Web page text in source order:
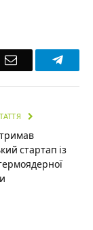
Email
стартап із